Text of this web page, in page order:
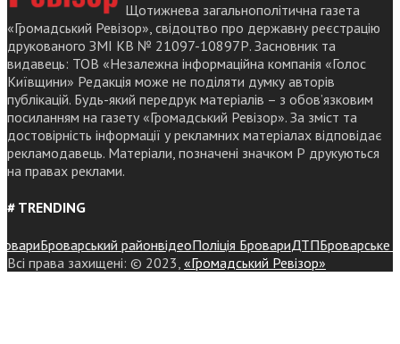
Щотижнева загальнополітична газета
«Громадський Ревізор», свідоцтво про державну реєстрацію
друкованого ЗМІ КВ № 21097-10897Р. Засновник та
видавець: ТОВ «Незалежна інформаційна компанія «Голос
Київщини» Редакція може не поділяти думку авторів
публікацій. Будь-який передрук матеріалів – з обов’язковим
посиланням на газету «Громадський Ревізор». За зміст та
достовірність інформації у рекламних матеріалах відповідає
рекламодавець. Матеріали, позначені значком Р друкуються
на правах реклами.
# TRENDING
Броварський районвідеоПоліція БровариДТПБроварське
Всі права захищені: © 2023, «Громадський Ревізор»